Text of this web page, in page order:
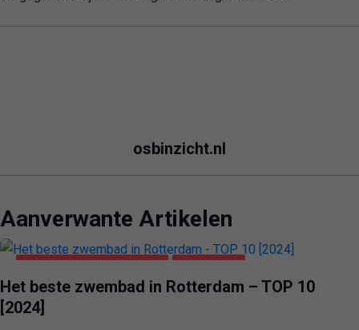
osbinzicht.nl
Aanverwante Artikelen
Het beste zwembad in Rotterdam – TOP 10
[2024]